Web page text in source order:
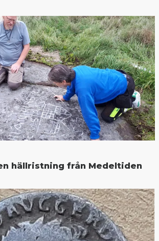
hällristning från Medeltiden